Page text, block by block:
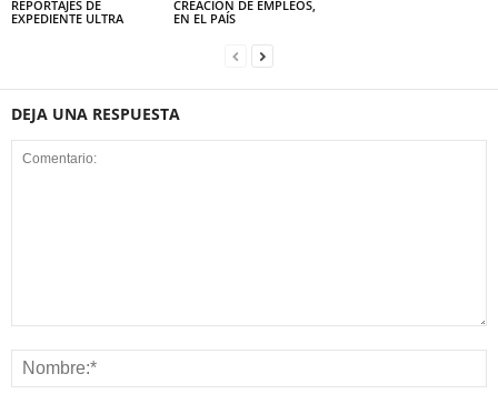
REPORTAJES DE
EXPEDIENTE ULTRA
CREACIÓN DE EMPLEOS,
EN EL PAÍS
DEJA UNA RESPUESTA